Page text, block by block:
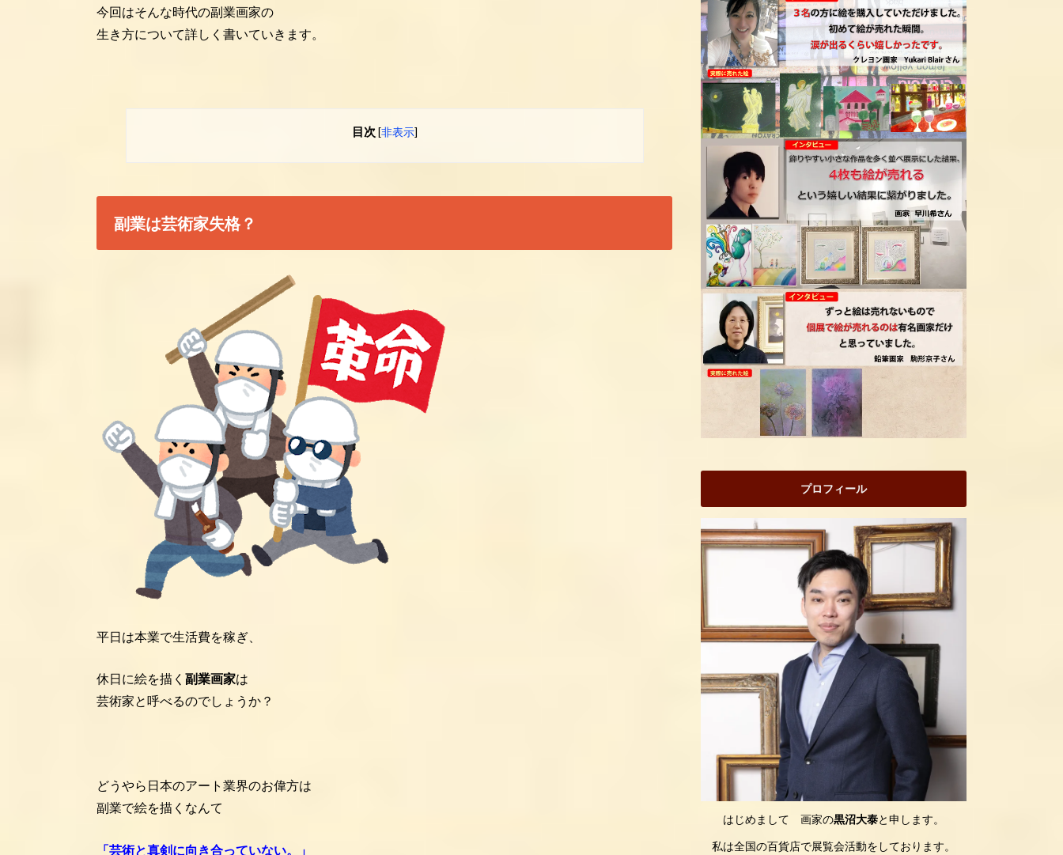
今回はそんな時代の副業画家の
生き方について詳しく書いていきます。
目次 [非表示]
副業は芸術家失格？
平日は本業で生活費を稼ぎ、
休日に絵を描く 副業画家は
芸術家と呼べるのでしょうか？
どうやら日本のアート業界のお偉方は
副業で絵を描くなんて
「芸術と真剣に向き合っていない。」
プロフィール
はじめまして 画家の黒沼大泰と申します。
私は全国の百貨店で展覧会活動をしております。